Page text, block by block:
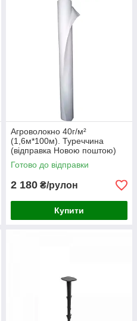
Агроволокно 40г/м²
(1,6м*100м). Туреччина
(відправка Новою поштою)
Готово до відправки
2 180 ₴/рулон
Купити